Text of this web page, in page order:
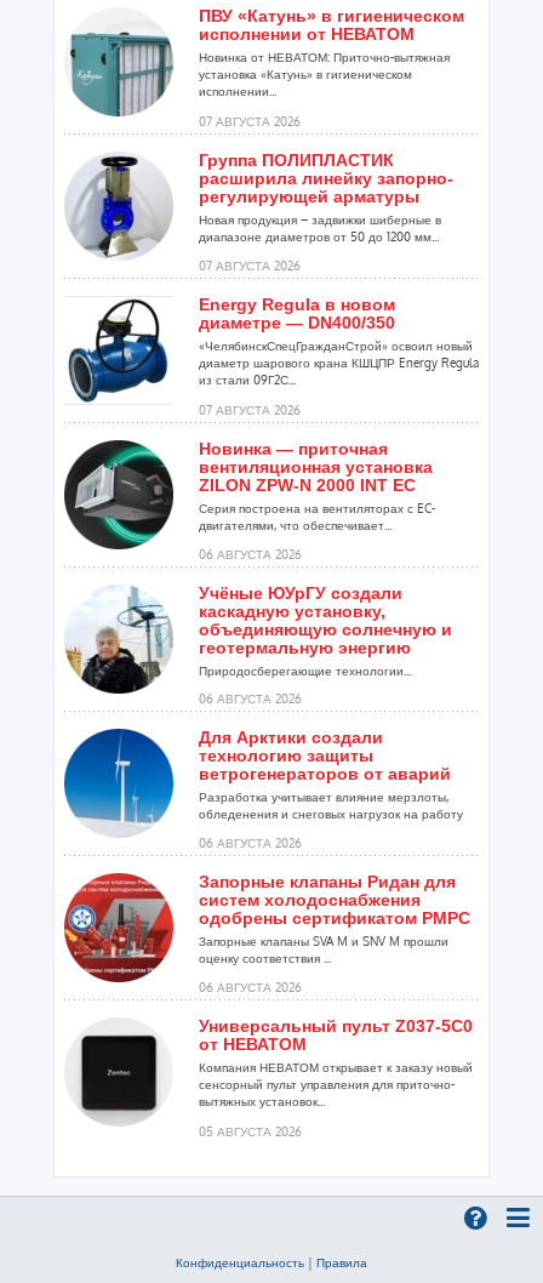
ПВУ «Катунь» в гигиеническом
исполнении от НЕВАТОМ
Новинка от НЕВАТОМ: Приточно-вытяжная
установка «Катунь» в гигиеническом
исполнении...
07 АВГУСТА 2026
Группа ПОЛИПЛАСТИК
расширила линейку запорно-
регулирующей арматуры
Новая продукция – задвижки шиберные в
диапазоне диаметров от 50 до 1200 мм...
07 АВГУСТА 2026
Energy Regula в новом
диаметре — DN400/350
«ЧелябинскСпецГражданСтрой» освоил новый
диаметр шарового крана КШЦПР Energy Regula
из стали 09Г2С...
07 АВГУСТА 2026
Новинка — приточная
вентиляционная установка
ZILON ZPW-N 2000 INT EC
Серия построена на вентиляторах с EC-
двигателями, что обеспечивает...
06 АВГУСТА 2026
Учёные ЮУрГУ создали
каскадную установку,
объединяющую солнечную и
геотермальную энергию
Природосберегающие технологии...
06 АВГУСТА 2026
Для Арктики создали
технологию защиты
ветрогенераторов от аварий
Разработка учитывает влияние мерзлоты,
обледенения и снеговых нагрузок на работу
06 АВГУСТА 2026
Запорные клапаны Ридан для
систем холодоснабжения
одобрены сертификатом РМРС
Запорные клапаны SVA M и SNV M прошли
оценку соответствия ...
06 АВГУСТА 2026
Универсальный пульт Z037-5C0
от НЕВАТОМ
Компания НЕВАТОМ открывает к заказу новый
сенсорный пульт управления для приточно-
вытяжных установок...
05 АВГУСТА 2026
расширения ...
Конфиденциальность | Правила